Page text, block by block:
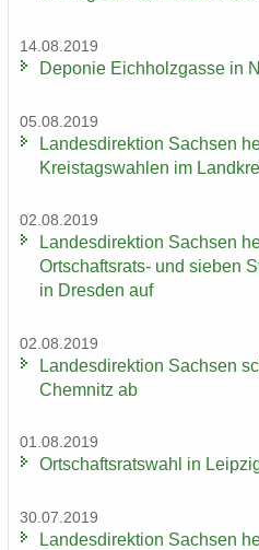
14.08.2019
De­po­nie Eich­holz­gas­se in
05.08.2019
Lan­des­di­rek­ti­on Sach­sen
Kreis­tags­wah­len im
02.08.2019
Lan­des­di­rek­ti­on Sach­sen
Ortschaftsrats-​ und sie­ben
in Dres­den auf
02.08.2019
Lan­des­di­rek­ti­on Sach­sen
Chem­nitz ab
01.08.2019
Ort­schafts­rats­wahl in
30.07.2019
Lan­des­di­rek­ti­on Sach­sen